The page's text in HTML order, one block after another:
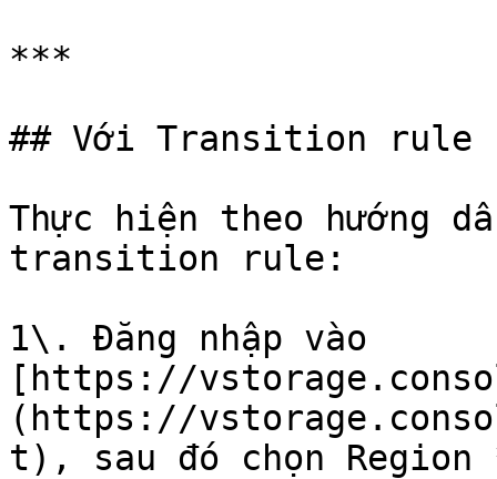
***
## Với Transition rule
Thực hiện theo hướng
transition rule:
1\. Đăng nhập vào
[https://
(https://
t), sau đó chọn Region